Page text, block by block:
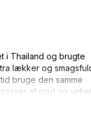
i Thailand og brugte
lækker og
bruge den samme
af mad og